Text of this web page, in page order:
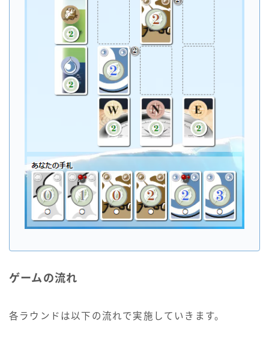
ゲームの流れ
各ラウンドは以下の流れで実施していきます。